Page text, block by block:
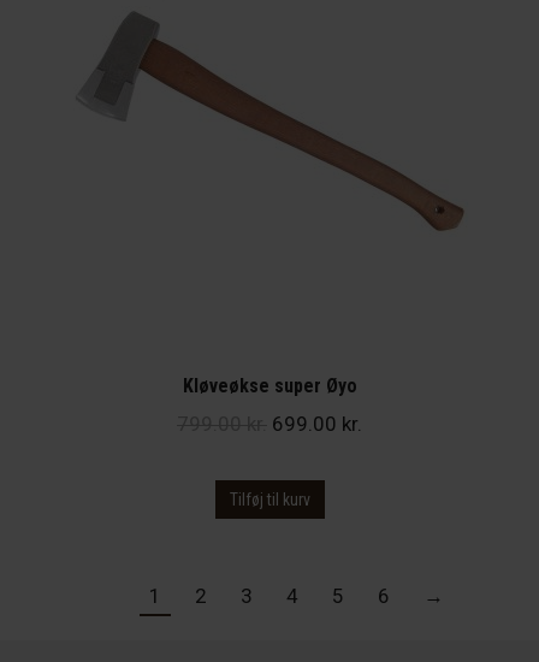
Kløveøkse super Øyo
Den
pris
var:
699.00 kr.
Tilføj til kurv
1 2 3 4 5 6 →